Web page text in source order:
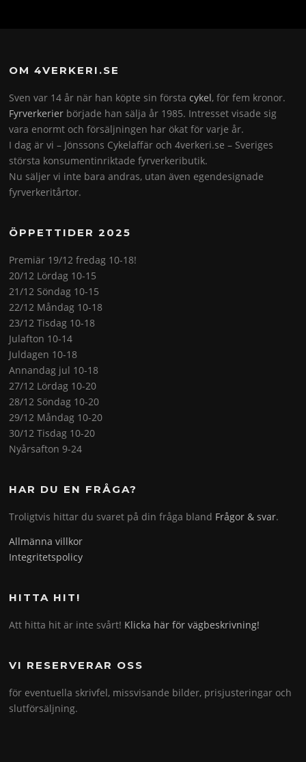
OM 4VERKERI.SE
Sven var 14 år när han köpte sin förstacykel, för fem kronor.
Fyrverkerier började han sälja år 1985. Intresset visade sig
vara enormt och försäljningen har ökat för varje år.
I dag är vi – Jönssons Cykelaffär och 4verkeri.se – Sveriges
största konsumentinriktade fyrverkeributik.
Nu säljer vi inte bara andras, utan även egendesignade
fyrverkeritårtor.
ÖPPETTIDER 2025
Premiär 19/12 fredag 10-18!
20/12 Lördag 10-15
21/12 Söndag 10-15
22/12 Måndag 10-18
23/12 Tisdag 10-18
Julafton 10-14
Juldagen 10-18
Annandag jul 10-18
27/12 Lördag 10-20
28/12 Söndag 10-20
29/12 Måndag 10-20
30/12 Tisdag 10-20
Nyårsafton 9-24
HAR DU EN FRÅGA?
Troligtvis hittar du svaret på din fråga bland Frågor & svar.
Allmänna villkor
Integritetspolicy
HITTA HIT!
Att hitta hit är inte svårt! Klicka här för vägbeskrivning!
VI RESERVERAR OSS
för eventuella skrivfel, missvisande bilder, prisjusteringar och
slutförsäljning.